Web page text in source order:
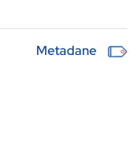
Metadane